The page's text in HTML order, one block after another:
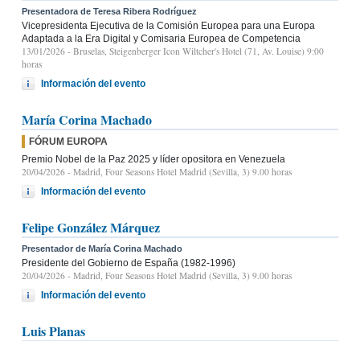
Presentadora de Teresa Ribera Rodríguez
Vicepresidenta Ejecutiva de la Comisión Europea para una Europa
Adaptada a la Era Digital y Comisaria Europea de Competencia
13/01/2026 - Bruselas, Steigenberger Icon Wiltcher's Hotel (71, Av. Louise) 9:00
horas
Información del evento
María Corina Machado
FÓRUM EUROPA
Premio Nobel de la Paz 2025 y líder opositora en Venezuela
20/04/2026 - Madrid, Four Seasons Hotel Madrid (Sevilla, 3) 9.00 horas
Información del evento
Felipe González Márquez
Presentador de María Corina Machado
Presidente del Gobierno de España (1982-1996)
20/04/2026 - Madrid, Four Seasons Hotel Madrid (Sevilla, 3) 9.00 horas
Información del evento
Luis Planas